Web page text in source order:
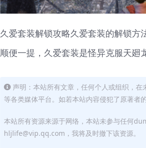
久爱套装解锁攻略久爱套装的解锁方
顺便一提，久爱套装是怪异克服天廻
声明：本站所有文章，任何个人或组织，
等各类媒体平台。如若本站内容侵犯了原著
本站所有资源来源于网络，本站未参与任何
hljlife@vip.qq.com，我将及时撤下该资源。